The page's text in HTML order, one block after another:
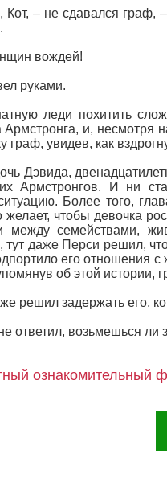
– не сдавался граф,
вождей!
руками.
леди похитить
Армстронга, и, несмотря
граф, увидев, как
Дэвида,
Армстронгов. И ни
Более того,
желает, чтобы девочка
между семействами,
тут даже Перси решил,
его отношения
об этой истории,
решил задержать его,
ответил, возьмешься ли
ознакомительный